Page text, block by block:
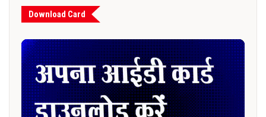
Download Card